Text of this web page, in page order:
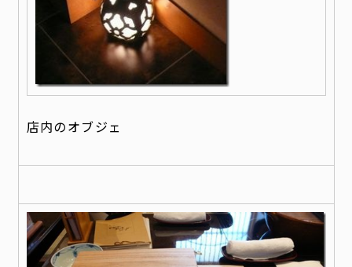
店内のオブジェ